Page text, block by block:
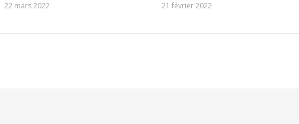
22 mars 2022 21 février 2022